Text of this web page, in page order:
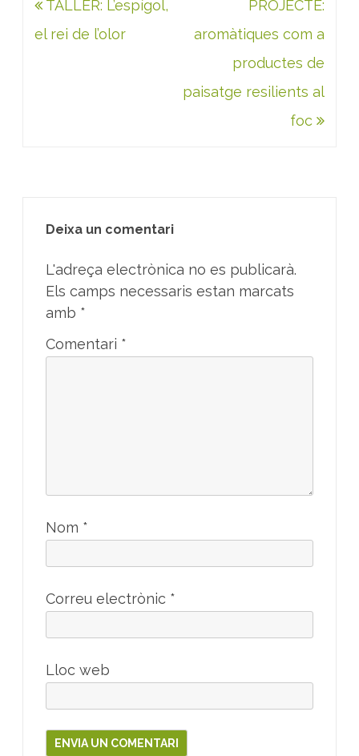
k n p
Navegació
d'entrades
TALLER: L’espígol,
el rei de l’olor
PROJECTE:
aromàtiques com a
productes de
paisatge resilients al
foc
Deixa un comentari
L'adreça electrònica no es publicarà.
Els camps necessaris estan marcats
amb *
Comentari *
Nom *
Correu electrònic *
Lloc web